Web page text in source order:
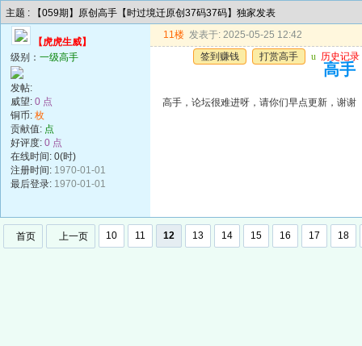
主题 : 【059期】原创高手【时过境迁原创37码37码】独家发表
【虎虎生威】
级别： 一级高手
发帖:
威望: 0 点
铜币: 枚
贡献值: 点
好评度: 0 点
在线时间: 0(时)
注册时间: 1970-01-01
最后登录: 1970-01-01
11楼 发表于: 2025-05-25 12:42
签到赚钱
打赏高手 u 历史记录
高手
高手，论坛很难进呀，请你们早点更新，谢谢
首页 上一页 10 11 12 13 14 15 16 17 18